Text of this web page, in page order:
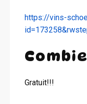
https://vins-
Gratuit!!!